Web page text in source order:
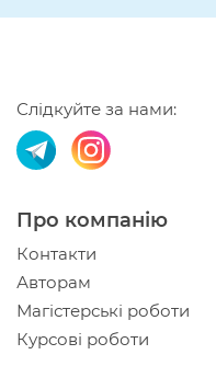
Слідкуйте за нами:
Про компанію
Контакти
Авторам
Магістерські роботи
Курсові роботи